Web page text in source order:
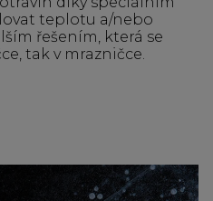
teplotu a/nebo
řešením, která se
tak v mrazničce.